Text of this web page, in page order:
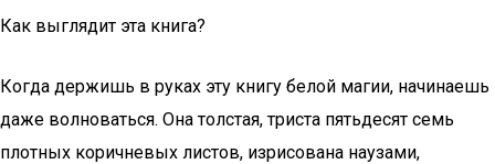
Как выглядит эта книга?
Когда держишь в руках эту книгу белой магии, начинаешь
даже волноваться. Она толстая, триста пятьдесят семь
плотных коричневых листов, изрисована наузами,